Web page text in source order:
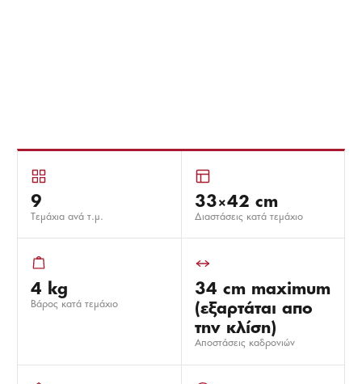
9
Τεμάχια ανά τ.μ.
33×42 cm
Διαστάσεις κατά τεμάχιο
4 kg
Βάρος κατά τεμάχιο
34 cm maximum
(εξαρτάται απο
την κλίση)
Αποστάσεις καδρονιών